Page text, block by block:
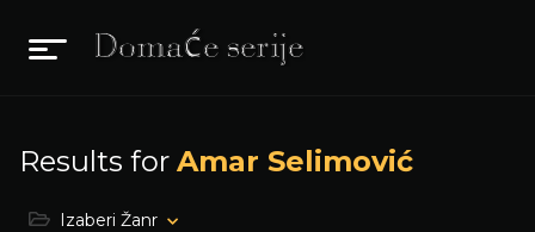
Results for Amar Selimović
Izaberi Žanr